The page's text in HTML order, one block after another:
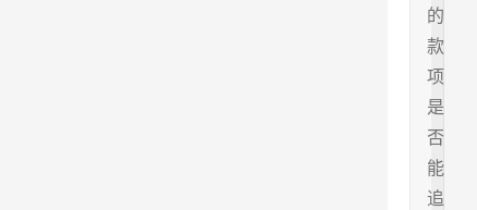
的
款
项
是
否
能
追